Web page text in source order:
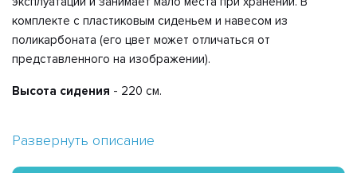
комплекте с пластиковым сиденьем и навесом из
поликарбоната (его цвет может отличаться от
представленного на изображении).
Высота сидения - 220 см.
Развернуть описание